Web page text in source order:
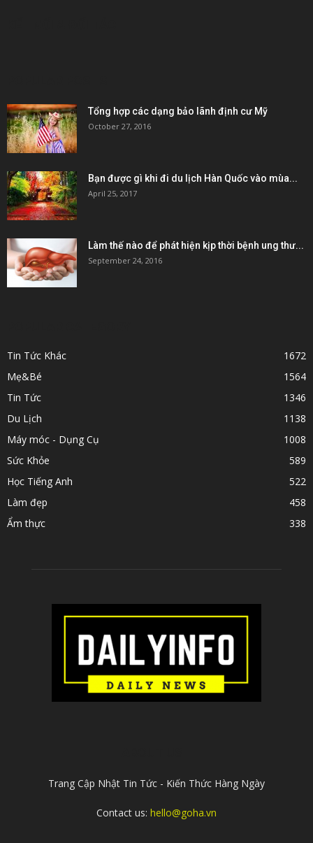
Tổng hợp các dạng bảo lãnh định cư Mỹ
October 27, 2016
Bạn được gì khi đi du lịch Hàn Quốc vào mùa...
April 25, 2017
Làm thế nào để phát hiện kịp thời bệnh ung thư...
September 24, 2016
Tin Tức Khác
1672
Mẹ&Bé
1564
Tin Tức
1346
Du Lịch
1138
Máy móc - Dụng Cụ
1008
Sức Khỏe
589
Học Tiếng Anh
522
Làm đẹp
458
Ẩm thực
338
Trang Cập Nhật Tin Tức - Kiến Thức Hàng Ngày
Contact us: hello@goha.vn